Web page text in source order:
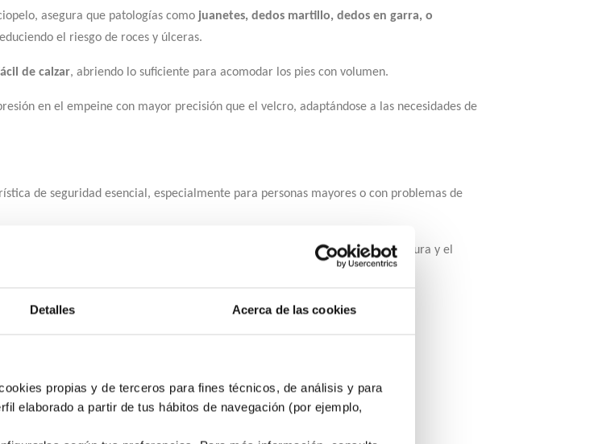
Detalles Acerca de las cookies
propias y de terceros para fines técnicos, de análisis y para
elaborado a partir de tus hábitos de navegación (por ejemplo,
asegura que patologías como juanetes, dedos martillo, dedos en garra, o
el riesgo de roces y úlceras.
de calzar, abriendo lo suficiente para acomodar los pies con volumen.
en el empeine con mayor precisión que el velcro, adaptándose a las necesidades de
de seguridad esencial, especialmente para personas mayores o con problemas de
, manteniendo la altura y el